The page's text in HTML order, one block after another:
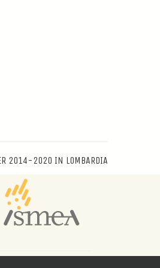
2014-2020 IN LOMBARDIA